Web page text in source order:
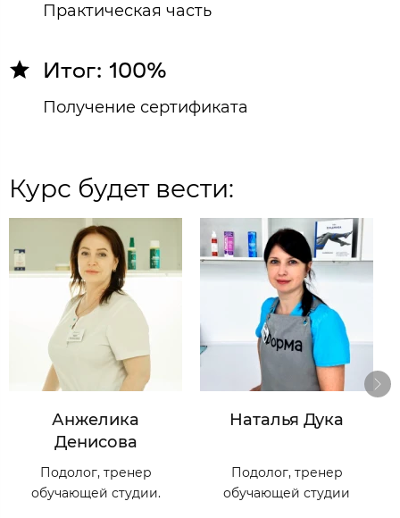
Практическая часть
Итог: 100%
Получение сертификата
Курс будет вести:
Анжелика
Денисова
Подолог, тренер
обучающей студии.
Наталья Дука
Подолог, тренер
обучающей студии